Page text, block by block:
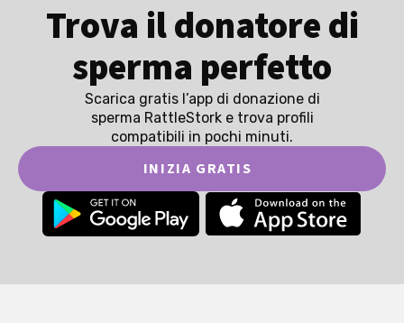
Trova il donatore di
sperma perfetto
Scarica gratis l’app di donazione di
sperma RattleStork e trova profili
compatibili in pochi minuti.
INIZIA GRATIS